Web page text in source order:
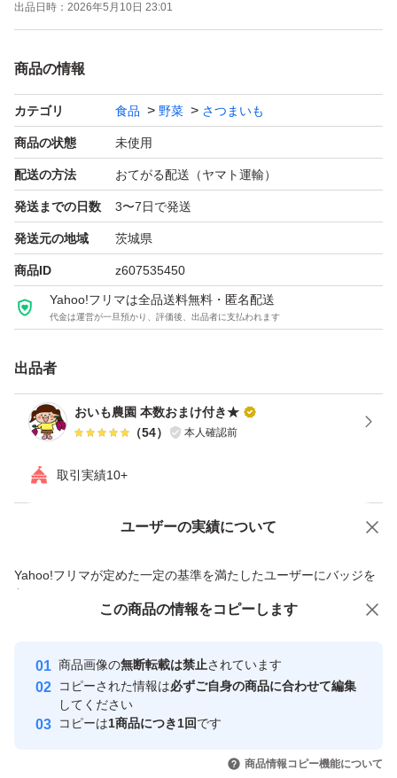
出品日時： 2026年5月10日 23:01
商品の情報
カテゴリ 食品 野菜 さつまいも
商品の状態 未使用
配送の方法 おてがる配送（ヤマト運輸）
発送までの日数 3〜7日で発送
発送元の地域 茨城県
商品ID z607535450
Yahoo!フリマは全品送料無料・匿名配送
代金は運営が一旦預かり、評価後、出品者に支払われます
出品者
おいも農園 本数おまけ付き★
（54） 本人確認前
取引実績10+
ユーザーの実績について
Yahoo!フリマが定めた一定の基準を満たしたユーザーにバッジを
付与しています
安心取引出品者
心・安全なユーザーです
取引実績
引を完了させた実績があります
価格の相談 商品への質問
この商品の情報をコピーします
商品画像の無断転載は禁止されています
コピーされた情報は必ずご自身の商品に合わせて編集
してください
コピーは1商品につき1回です
商品情報コピー機能について
この商品をみている人にオススメ